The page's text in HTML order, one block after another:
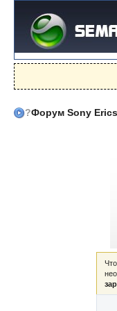
ФОРУМ БЛОГИ
?Форум Sony